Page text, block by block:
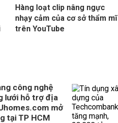
Hàng loạt clip nâng ngực
nhạy cảm của cơ sở thẩm mĩ
trên YouTube
công nghệ
lưới hỗ trợ địa
mở
tại TP HCM